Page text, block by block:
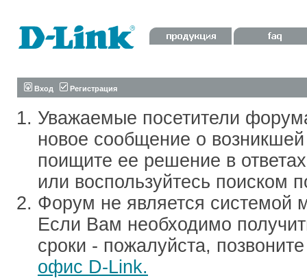
Вход Регистрация
Уважаемые посетители
новое сообщение о
поищите ее решение в
или воспользуйтесь поиском
Форум не является системой
Если Вам необходимо
сроки - пожалуйста,
офис D-Link.